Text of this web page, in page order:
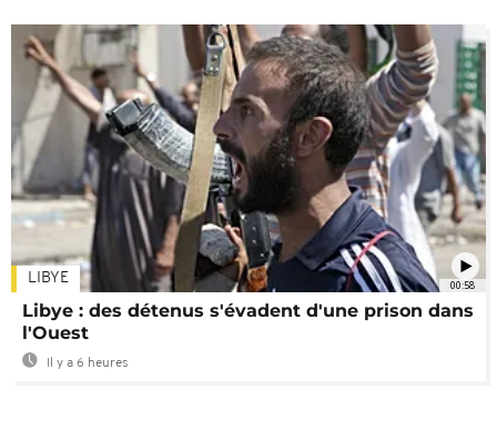
00:58
LIBYE
Libye : des détenus s'évadent d'une prison dans
l'Ouest
Il y a 6 heures